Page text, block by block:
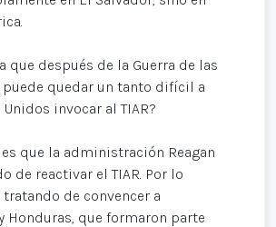
que después de la Guerra de las
puede quedar un tanto difícil a
invocar al TIAR?
que la administración Reagan
de reactivar el TIAR. Por lo
tratando de convencer a
Honduras, que formaron parte